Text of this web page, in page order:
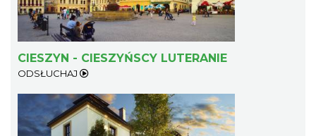
Ślad. Litera. Piksel. Wystawa z okazji 30-
CIESZYN - CIESZYŃSCY LUTERANIE
ODSŁUCHAJ